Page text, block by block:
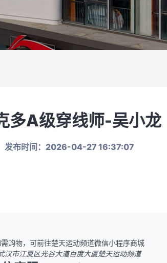
多A级穿线师-吴小龙
发布时间：2026-04-27 16:37:07
购物，可前往楚天运动频道微信小程序商城
汉市江夏区光谷大道百度大厦楚天运动频道